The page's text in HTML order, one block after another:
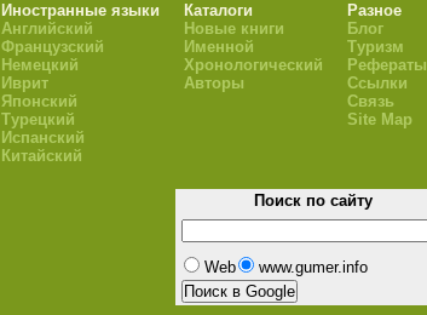
Иностранные языки
Английский
Французский
Немецкий
Иврит
Японский
Турецкий
Испанский
Китайский
Каталоги
Новые книги
Именной
Хронологический
Авторы
Разное
Блог
Туризм
Рефераты
Ссылки
Связь
Site Map
Поиск по сайту
Web www.gumer.info